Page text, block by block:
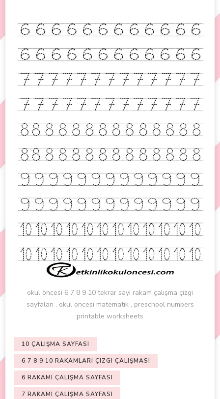
okul öncesi 6 7 8 9 10 tekrar sayı rakam çalışma çizgi
sayfaları , okul öncesi matematik , preschool numbers
printable worksheets
10 ÇALIŞMA SAYFASI
6 7 8 9 10 RAKAMLARI ÇIZGI ÇALIŞMASI
6 RAKAMI ÇALIŞMA SAYFASI
7 RAKAMI ÇALIŞMA SAYFASI